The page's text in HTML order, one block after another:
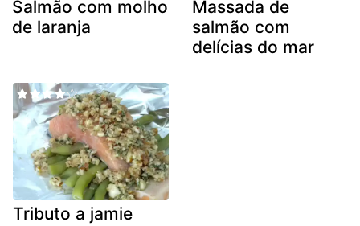
Salmão com molho
de laranja
Massada de
salmão com
delícias do mar
Tributo a jamie